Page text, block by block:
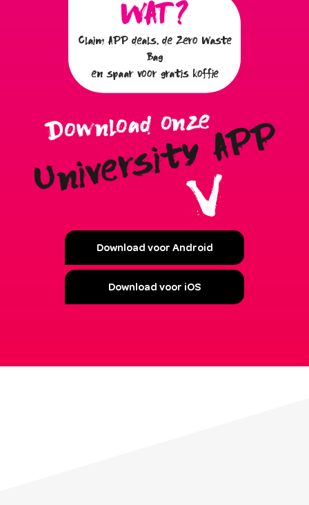
Claim APP deals, de Zero Waste
Bag
en spaar voor gratis koffie
Download voor Android
Download voor iOS